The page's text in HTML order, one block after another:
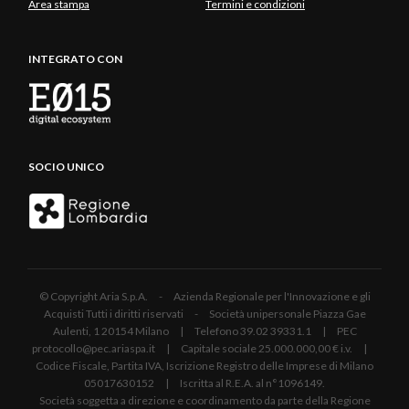
Area stampa Termini e condizioni
INTEGRATO CON
SOCIO UNICO
© Copyright Aria S.p.A. - Azienda Regionale per l'Innovazione e gli
Acquisti Tutti i diritti riservati - Società unipersonale Piazza Gae
Aulenti, 1 20154 Milano | Telefono 39.02 39331.1 | PEC
protocollo@pec.ariaspa.it | Capitale sociale 25.000.000,00 € i.v. |
Codice Fiscale, Partita IVA, Iscrizione Registro delle Imprese di Milano
05017630152 | Iscritta al R.E.A. al n°1096149.
Società soggetta a direzione e coordinamento da parte della Regione